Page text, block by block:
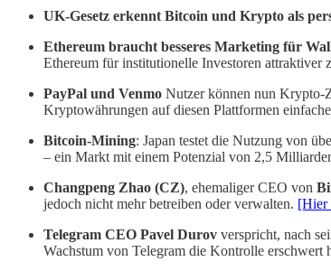
UK-Gesetz erkennt Bitcoin und Krypto als
Ethereum braucht besseres Marketing für
Ethereum für institutionelle Investoren attraktiver
PayPal und Venmo Nutzer können nun Krypto-
Kryptowährungen auf diesen Plattformen
Bitcoin-Mining: Japan testet die Nutzung von
– ein Markt mit einem Potenzial von 2,5
Changpeng Zhao (CZ), ehemaliger CEO von
jedoch nicht mehr betreiben oder verwalten. [Hier
Telegram CEO Pavel Durov verspricht, nach
Wachstum von Telegram die Kontrolle erschwert